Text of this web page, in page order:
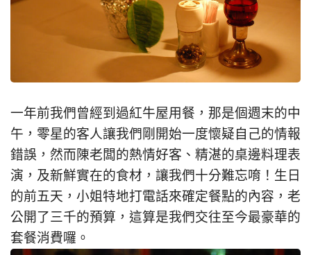
一年前我們曾經到過紅牛屋用餐，那是個週末的中
午，零星的客人讓我們剛開始一度懷疑自己的情報
錯誤，然而陳老闆的熱情好客、精湛的桌邊料理表
演，及新鮮實在的食材，讓我們十分難忘唷！生日
的前五天，小姐特地打電話來確定餐點的內容，老
公開了三千的預算，這算是我們交往至今最豪華的
套餐消費囉。